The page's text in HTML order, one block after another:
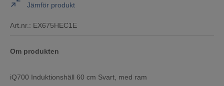
Jämför produkt
Art.nr.: EX675HEC1E
Om produkten
iQ700 Induktionshäll 60 cm Svart, med ram